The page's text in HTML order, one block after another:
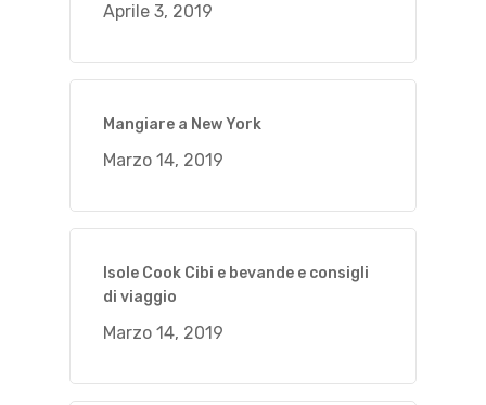
Aprile 3, 2019
Mangiare a New York
Marzo 14, 2019
Isole Cook Cibi e bevande e consigli
di viaggio
Marzo 14, 2019